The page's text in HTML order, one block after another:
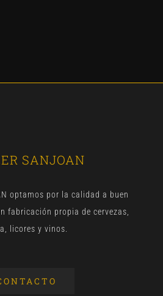
SANJOAN
optamos por la calidad a buen
fabricación propia de cervezas,
licores y vinos.